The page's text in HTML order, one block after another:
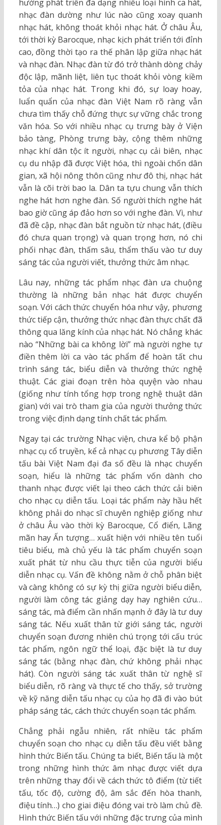
hướng phát triển đa dạng nhiều loại hình ca hát,
nhạc đàn dường như lúc nào cũng xoay quanh
nhạc hát, không thoát khỏi nhạc hát. Ở châu Âu,
tới thời kỳ Barocque, nhạc kịch phát triển tới đỉnh
cao, đồng thời tạo ra thế phân lập giữa nhạc hát
và nhạc đàn. Nhạc đàn từ đó trở thành dòng chảy
độc lập, mãnh liệt, liên tục thoát khỏi vòng kiềm
tỏa của nhạc hát. Trong khi đó, sự loay hoay,
luẩn quẩn của nhạc đàn Việt Nam rõ ràng vẫn
chưa tìm thấy chỗ đứng thực sự vững chắc trong
văn hóa. So với nhiều nhạc cụ trưng bày ở Viện
bảo tàng, Phòng trưng bày, cộng thêm những
nhạc khí dân tộc ít người, nhạc cụ cải biên, nhạc
cụ du nhập đã được Việt hóa, thì ngoài chốn dân
gian, xã hội nông thôn cũng như đô thị, nhạc hát
vẫn là cõi trời bao la. Dân ta tựu chung vẫn thích
nghe hát hơn nghe đàn. Số người thích nghe hát
bao giờ cũng áp đảo hơn so với nghe đàn. Vì, như
đã đề cập, nhạc đàn bắt nguồn từ nhạc hát, (điều
đó chưa quan trọng) và quan trọng hơn, nó chi
phối nhạc đàn, thấm sâu, thẩm thấu vào tư duy
sáng tác của người viết, thưởng thức âm nhạc.
Lâu nay, những tác phẩm nhạc đàn ưa chuộng
thường là những bản nhạc hát được chuyển
soạn. Với cách thức chuyển hóa như vậy, phương
thức tiếp cận, thưởng thức nhạc đàn thực chất đã
thông qua lăng kính của nhạc hát. Nó chẳng khác
nào “Những bài ca không lời” mà người nghe tự
điền thêm lời ca vào tác phẩm để hoàn tất chu
trình sáng tác, biểu diễn và thưởng thức nghệ
thuật. Các giai đoạn trên hòa quyện vào nhau
(giống như tính tổng hợp trong nghệ thuật dân
gian) với vai trò tham gia của người thưởng thức
trong việc định dạng tính chất tác phẩm.
Ngay tại các trường Nhạc viện, chưa kể bộ phận
nhạc cụ cổ truyền, kể cả nhạc cụ phương Tây diễn
tấu bài Việt Nam đại đa số đều là nhạc chuyển
soạn, hiểu là những tác phẩm vốn dành cho
thanh nhạc được viết lại theo cách thức cải biên
cho nhạc cụ diễn tấu. Loại tác phẩm này hầu hết
không phải do nhạc sĩ chuyên nghiệp giống như
ở châu Âu vào thời kỳ Barocque, Cổ điển, Lãng
mãn hay Ấn tượng… xuất hiện với nhiều tên tuổi
tiêu biểu, mà chủ yếu là tác phẩm chuyển soạn
xuất phát từ nhu cầu thực tiễn của người biểu
diễn nhạc cụ. Vấn đề không nằm ở chỗ phân biệt
và càng không có sự kỳ thị giữa người biểu diễn,
người làm công tác giảng dạy hay nghiên cứu…
sáng tác, mà điểm cần nhấn mạnh ở đây là tư duy
sáng tác. Nếu xuất thân từ giới sáng tác, người
chuyển soạn đương nhiên chú trọng tới cấu trúc
tác phẩm, ngôn ngữ thể loại, đặc biệt là tư duy
sáng tác (bằng nhạc đàn, chứ không phải nhạc
hát). Còn người sáng tác xuất thân từ nghệ sĩ
biểu diễn, rõ ràng và thực tế cho thấy, sở trường
về kỹ năng diễn tấu nhạc cụ của họ đã đi vào bút
pháp sáng tác, cách thức chuyển soạn tác phẩm.
Chẳng phải ngẫu nhiên, rất nhiều tác phẩm
chuyển soạn cho nhạc cụ diễn tấu đều viết bằng
hình thức Biến tấu. Chúng ta biết, Biến tấu là một
trong những hình thức âm nhạc được viết dựa
trên những thay đổi về cách thức tô điểm (từ tiết
tấu, tốc độ, cường độ, âm sắc đến hòa thanh,
điệu tính…) cho giai điệu đóng vai trò làm chủ đề.
Hình thức Biến tấu với những đặc trưng của mình